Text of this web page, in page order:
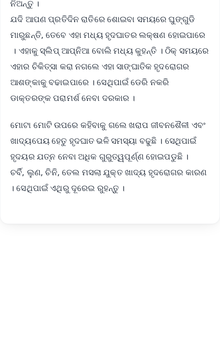
ନିଅନ୍ତୁ ।
ଯଦି ଆପଣ ପ୍ରତିଦିନ ରାତିରେ ଶୋଇବା ସମୟରେ ଘୁଙ୍ଗୁଡି
ମାରୁଛନ୍ତି, ତେବେ ଏହା ମଧ୍ୟ ହୃଦଘାତର ଲକ୍ଷଣ ହୋଇପାରେ
। ଏହାକୁ ସ୍ଲିପ୍ ଆପ୍ନିଆ ବୋଲି ମଧ୍ୟ କୁହନ୍ତି । ଠିକ୍ ସମୟରେ
ଏହାର ଚିକିତ୍ସା କରା ନଗଲେ ଏହା ସାଙ୍ଘାତିକ ହୃଦରୋଗର
ଆଶଙ୍କାକୁ ବଢାଇପାରେ । ସେଥିପାଇଁ ଡେରି ନକରି
ଡାକ୍ତରଙ୍କ ପରାମର୍ଶ ନେବା ଦରକାର ।
ମୋଟା ମୋଟି ଉପରେ କହିବାକୁ ଗଲେ ଖରାପ ଜୀବନଶୈଳୀ ଏବଂ
ଖାଦ୍ୟପେୟ ହେତୁ ହୃଦଘାତ ଭଳି ସମସ୍ୟା ବଢୁଛି । ସେଥିପାଇଁ
ହୃଦୟର ଯତ୍ନ ନେବା ଅଧିକ ଗୁରୁତ୍ୱପୂର୍ଣ୍ଣ ହୋଇପଡୁଛି ।
ଚର୍ବି, ଲୁଣ, ଚିନି, ତେଲ ମସଲା ଯୁକ୍ତ ଖାଦ୍ୟ ହୃଦରୋଗର କାରଣ
। ସେଥିପାଇଁ ଏଥିରୁ ଦୂରେଇ ରୁହନ୍ତୁ ।